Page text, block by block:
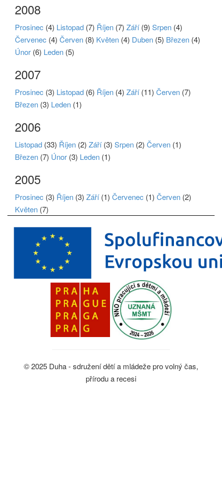
2008
Prosinec (4) Listopad (7) Říjen (7) Září(9) Srpen (4)
Červenec (4) Červen (8) Květen (4) Duben (5) Březen (4)
Únor (6) Leden (5)
2007
Prosinec (3) Listopad (6) Říjen (4) Září(11) Červen (7)
Březen (3) Leden (1)
2006
Listopad (33) Říjen (2) Září(3) Srpen (2) Červen (1)
Březen (7) Únor (3) Leden (1)
2005
Prosinec (3) Říjen (3) Září(1) Červenec (1) Červen (2)
Květen (7)
© 2025 Duha - sdružení dětí a mládeže pro volný čas,
přírodu a recesi